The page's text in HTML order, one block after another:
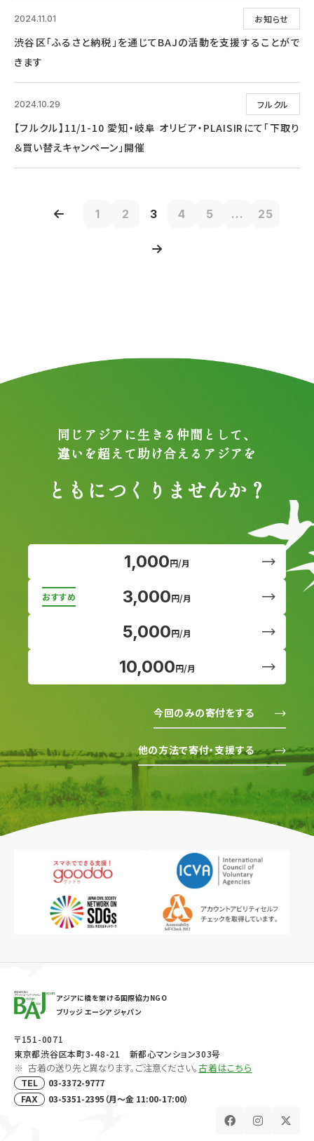
お知らせ
2024.11.01
渋谷区「ふるさと納税」を通じてBAJの活動を支援することがで
きます
フルクル
2024.10.29
【フルクル】11/1-10 愛知・岐阜 オリビア・PLAISIRにて「下取り
＆買い替えキャンペーン」開催
1 2 3 4 5 ... 25
同じアジアに生きる仲間として、
違いを超えて助け合えるアジアを
ともにつくりませんか？
1,000円/月
3,000円/月
5,000円/月
10,000円/月
今回のみの寄付をする
他の方法で寄付・支援する
アジアに橋を架ける国際協力NGO
ブリッジ エーシア ジャパン
〒151-0071
東京都渋谷区本町3-48-21 新都心マンション303号
古着の送り先と異なります。ご注意ください。古着はこちら
TEL 03-3372-9777
FAX 03-5351-2395（月～金 11:00-17:00）